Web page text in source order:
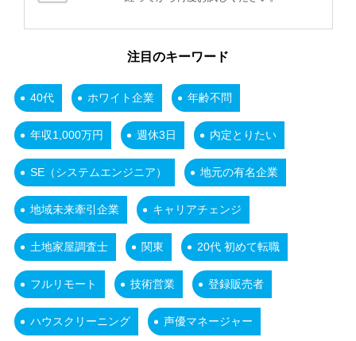
注目のキーワード
40代 ホワイト企業 年齢不問
年収1,000万円 週休3日 内定とりたい
SE（システムエンジニア） 地元の有名企業
地域未来牽引企業 キャリアチェンジ
土地家屋調査士 関東 20代 初めて転職
フルリモート 技術営業 登録販売者
ハウスクリーニング 声優マネージャー